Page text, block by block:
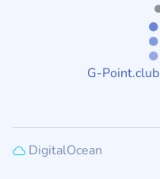
G-Point.club
DigitalOcean